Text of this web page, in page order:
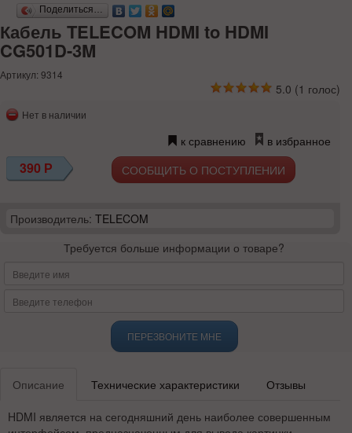
Поделиться…
Кабель TELECOM HDMI to HDMI
CG501D-3M
Артикул: 9314
5.0 (1 голос)
Нет в наличии
к сравнению в избранное
390 Р СООБЩИТЬ О ПОСТУПЛЕНИИ
Производитель: TELECOM
Требуется больше информации о товаре?
ПЕРЕЗВОНИТЕ МНЕ
Описание Технические характеристики Отзывы
HDMI является на сегодняшний день наиболее совершенным